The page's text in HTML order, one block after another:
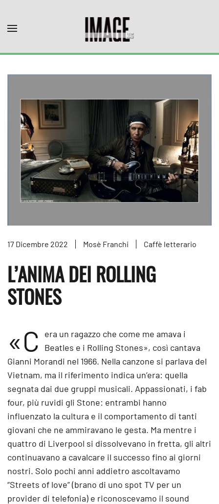
Skip to main content
17 Dicembre 2022 Mosè Franchi Caffè letterario
L’ANIMA DEI ROLLING
STONES
«C
era un ragazzo che come me amava i
Beatles e i Rolling Stones», così cantava
Gianni Morandi nel 1966. Nella canzone si parlava del
Vietnam, ma il riferimento indica un’era: quella
segnata dai due gruppi musicali. Appassionati, i fab
four, più ruvidi gli Stone: entrambi hanno
influenzato la cultura e il comportamento di tanti
giovani che ne ammiravano le gesta. Ma mentre i
quattro di Liverpool si dissolvevano in fretta, gli altri
continuavano a cavalcare il successo fino ai giorni
nostri. Solo pochi anni addietro ascoltavamo
“Streets of love” (brano di uno spot TV per un
provider di telefonia) e riconoscevamo il sound